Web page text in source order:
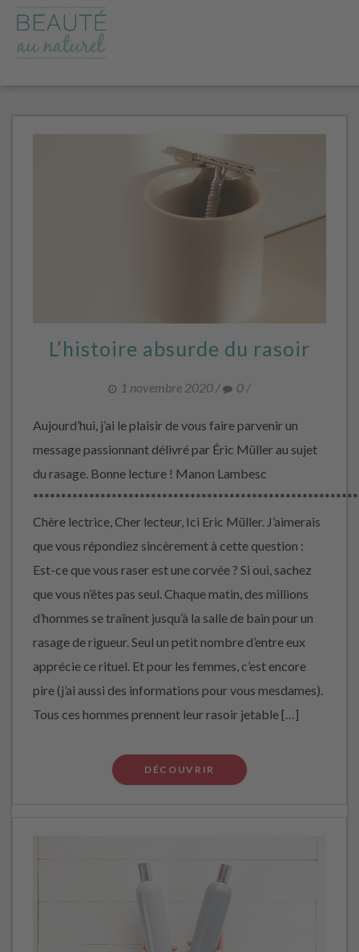
L’histoire absurde du rasoir
1 novembre 2020 / 0 /
Aujourd’hui, j’ai le plaisir de vous faire parvenir un
message passionnant délivré par Éric Müller au sujet
du rasage. Bonne lecture ! Manon Lambesc
Chère lectrice, Cher lecteur, Ici Eric Müller. J’aimerais
que vous répondiez sincèrement à cette question :
Est-ce que vous raser est une corvée ? Si oui, sachez
que vous n’êtes pas seul. Chaque matin, des millions
d’hommes se traînent jusqu’à la salle de bain pour un
rasage de rigueur. Seul un petit nombre d’entre eux
apprécie ce rituel. Et pour les femmes, c’est encore
pire (j’ai aussi des informations pour vous mesdames).
Tous ces hommes prennent leur rasoir jetable […]
DÉCOUVRIR